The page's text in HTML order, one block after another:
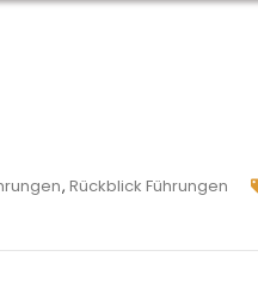
, Rückblick Führungen